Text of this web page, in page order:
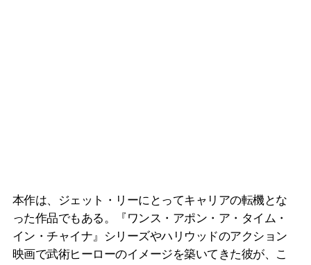
本作は、ジェット・リーにとってキャリアの転機とな
った作品でもある。『ワンス・アポン・ア・タイム・
イン・チャイナ』シリーズやハリウッドのアクション
映画で武術ヒーローのイメージを築いてきた彼が、こ